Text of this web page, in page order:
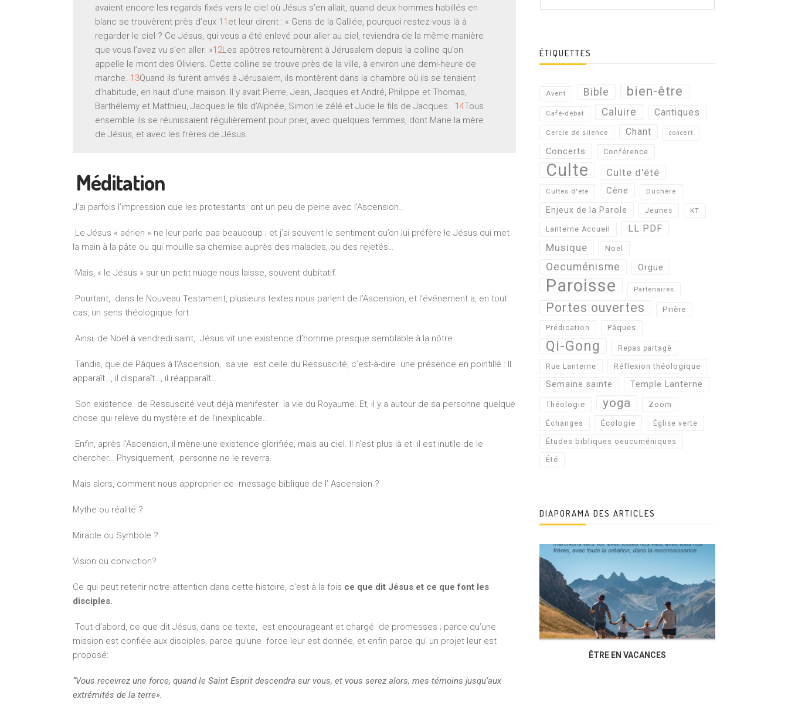
avaient encore les regards fixés vers le ciel où Jésus s’en allait, quand deux hommes habillés en
blanc se trouvèrent près d’eux 11 et leur dirent : « Gens de la Galilée, pourquoi restez-vous là à
regarder le ciel ? Ce Jésus, qui vous a été enlevé pour aller au ciel, reviendra de la même manière
que vous l’avez vu s’en aller. »12Les apôtres retournèrent à Jérusalem depuis la colline qu’on
appelle le mont des Oliviers. Cette colline se trouve près de la ville, à environ une demi-heure de
marche. 13Quand ils furent arrivés à Jérusalem, ils montèrent dans la chambre où ils se tenaient
d’habitude, en haut d’une maison. Il y avait Pierre, Jean, Jacques et André, Philippe et Thomas,
Barthélemy et Matthieu, Jacques le fils d’Alphée, Simon le zélé et Jude le fils de Jacques. 14Tous
ensemble ils se réunissaient régulièrement pour prier, avec quelques femmes, dont Marie la mère
de Jésus, et avec les frères de Jésus.
Méditation
J’ai parfois l’impression que les protestants ont un peu de peine avec l’Ascension…
Le Jésus « aérien » ne leur parle pas beaucoup ; et j’ai souvent le sentiment qu’on lui préfère le Jésus qui met
la main à la pâte ou qui mouille sa chemise auprès des malades, ou des rejetés…
Mais, « le Jésus » sur un petit nuage nous laisse, souvent dubitatif.
Pourtant, dans le Nouveau Testament, plusieurs textes nous parlent de l’Ascension, et l’événement a, en tout
cas, un sens théologique fort.
Ainsi, de Noël à vendredi saint, Jésus vit une existence d’homme presque semblable à la nôtre.
Tandis, que de Pâques à l’Ascension, sa vie est celle du Ressuscité, c’est-à-dire une présence en pointillé : Il
apparaît…, il disparaît…, il réapparaît…
Son existence de Ressuscité veut déjà manifester la vie du Royaume. Et, il y a autour de sa personne quelque
chose qui relève du mystère et de l’inexplicable…
Enfin, après l’Ascension, il mène une existence glorifiée, mais au ciel. Il n’est plus là et il est inutile de le
chercher… Physiquement, personne ne le reverra.
Mais alors, comment nous approprier ce message biblique de l’ Ascension ?
Mythe ou réalité ?
Miracle ou Symbole ?
Vision ou conviction?
Ce qui peut retenir notre attention dans cette histoire, c’est à la fois ce que dit Jésus et ce que font les
disciples.
Tout d’abord, ce que dit Jésus, dans ce texte, est encourageant et chargé de promesses ; parce qu’une
mission est confiée aux disciples, parce qu’une force leur est donnée, et enfin parce qu’ un projet leur est
proposé:
“Vous recevrez une force, quand le Saint Esprit descendra sur vous, et vous serez alors, mes témoins jusqu’aux
extrémités de la terre».
ÉTIQUETTES
Avent Bible bien-être
Café-débat Caluire Cantiques
Cercle de silence Chant concert
Concerts Conférence
Culte Culte d'été
Cultes d'été Cène Duchère
Enjeux de la Parole Jeunes KT
Lanterne Accueil LL PDF
Musique Noël
Oecuménisme Orgue
Paroisse Partenaires
Portes ouvertes Prière
Prédication Pâques
Qi-Gong Repas partagé
Rue Lanterne Réflexion théologique
Semaine sainte Temple Lanterne
Théologie yoga Zoom
Échanges Écologie Église verte
Études bibliques oeucuméniques
Été
DIAPORAMA DES ARTICLES
ÊTRE EN VACANCES